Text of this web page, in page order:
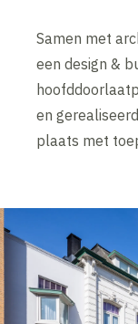
Samen met
een design &
en
plaats met